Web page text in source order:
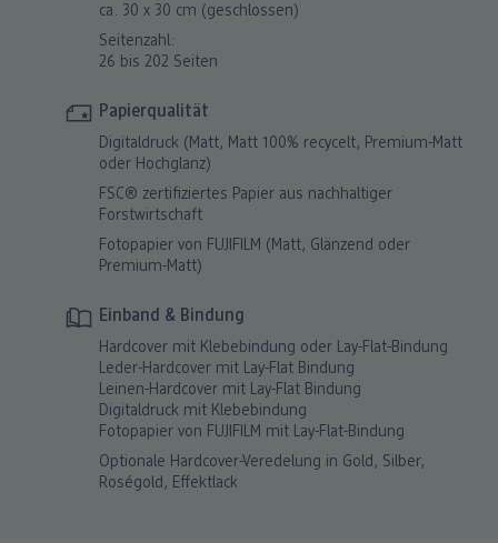
ca. 30 x 30 cm (geschlossen)
Seitenzahl:
26 bis 202 Seiten
Papierqualität
Digitaldruck (Matt, Matt 100% recycelt, Premium-Matt
oder Hochglanz)
FSC® zertifiziertes Papier aus nachhaltiger
Forstwirtschaft
Fotopapier von FUJIFILM (Matt, Glänzend oder
Premium-Matt)
Einband & Bindung
Hardcover mit Klebebindung oder Lay-Flat-Bindung
Leder-Hardcover mit Lay-Flat Bindung
Leinen-Hardcover mit Lay-Flat Bindung
Digitaldruck mit Klebebindung
Fotopapier von FUJIFILM mit Lay-Flat-Bindung
Optionale Hardcover-Veredelung in Gold, Silber,
Roségold, Effektlack